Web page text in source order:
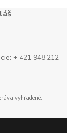
+ 421 948 212
vyhradené..